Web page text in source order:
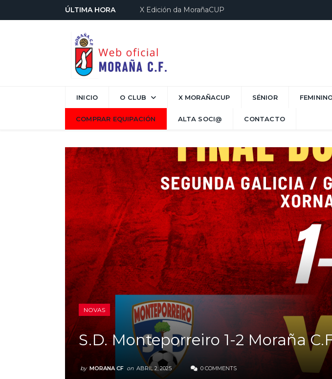
ÚLTIMA HORA X Edición da MorañaCUP
INICIO O CLUB X MORAÑACUP SÉNIOR
COMPRAR EQUIPACIÓN ALTA SOCI@ CONTACTO
NOVAS
S.D. Monteporreiro 1-2 Moraña
by MORANA CF on ABRIL 2, 2025 0 COMMENTS